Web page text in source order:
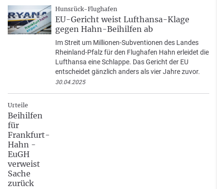
Hunsrück-Flughafen
EU-Gericht weist Lufthansa-Klage
gegen Hahn-Beihilfen ab
Im Streit um Millionen-Subventionen des Landes
Rheinland-Pfalz für den Flughafen Hahn erleidet die
Lufthansa eine Schlappe. Das Gericht der EU
entscheidet gänzlich anders als vier Jahre zuvor.
30.04.2025
Urteile
Beihilfen
für
Frankfurt-
Hahn -
EuGH
verweist
Sache
zurück